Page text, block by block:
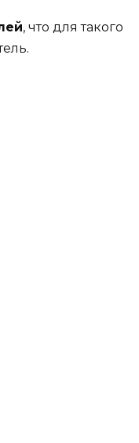
, что для такого